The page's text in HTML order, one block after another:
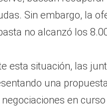
Sin embargo, la
no alcanzó los
esta situación, las
una
negociaciones en